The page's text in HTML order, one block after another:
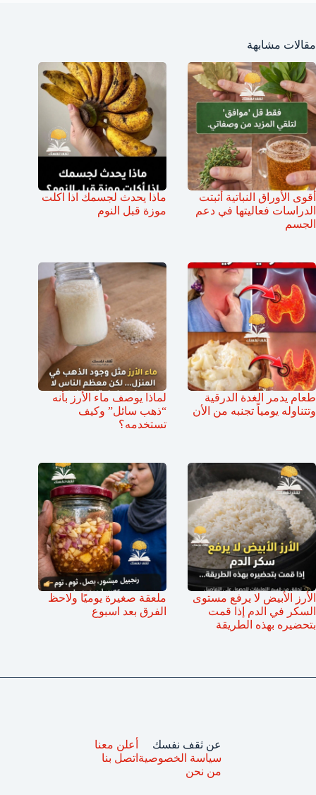
مقالات مشابهة
أقوى الأوراق النباتية أثبتت
الدراسات فعاليتها في دعم
الجسم
ماذا يحدث لجسمك اذا اكلت
موزة قبل النوم
طعام يدمر الغدة الدرقية
وتتناوله يومياً تجنبه من الأن
لماذا يوصف ماء الأرز بأنه
“ذهب سائل” وكيف
تستخدمه؟
الأرز الأبيض لا يرفع مستوى
السكر في الدم إذا قمت
بتحضيره بهذه الطريقة
ملعقة صغيرة يوميًا ولاحظ
الفرق بعد اسبوع
عن ثقف نفسك
سياسة الخصوصية
من نحن
أعلن معنا
اتصل بنا